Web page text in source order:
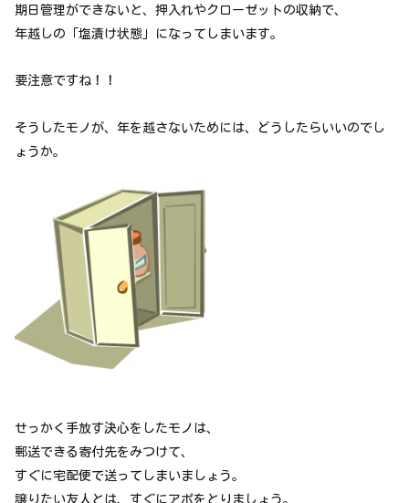
期日管理ができないと、押入れやクローゼットの収納で、
年越しの「塩漬け状態」になってしまいます。
要注意ですね！！
そうしたモノが、年を越さないためには、どうしたらいいのでし
ょうか。
せっかく手放す決心をしたモノは、
郵送できる寄付先をみつけて、
すぐに宅配便で送ってしまいましょう。
譲りたい友人とは、すぐにアポをとりましょう。